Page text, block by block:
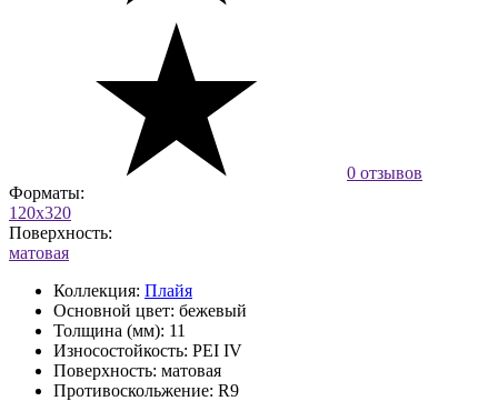
0 отзывов
Форматы:
120x320
Поверхность:
матовая
Коллекция: Плайя
Основной цвет: бежевый
Толщина (мм): 11
Износостойкость: PEI IV
Поверхность: матовая
Противоскольжение: R9